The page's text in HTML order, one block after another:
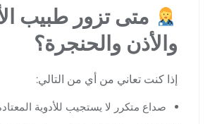
متى تزور طبيب
والأذن والحنجرة؟
إذا كنت تعاني من أي من التالي:
صداع متكرر لا يستجيب للأدوية